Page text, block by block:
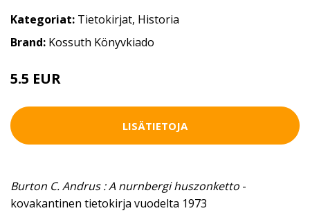
Kategoriat: Tietokirjat, Historia
Brand: Kossuth Könyvkiado
5.5 EUR
LISÄTIETOJA
Burton C. Andrus : A nurnbergi huszonketto -
kovakantinen tietokirja vuodelta 1973